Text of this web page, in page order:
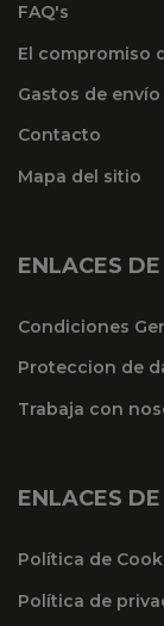
FAQ's
El compromiso
Gastos de envío
Contacto
Mapa del sitio
ENLACES
Condiciones
Proteccion de
Trabaja con
ENLACES
Política de
Política de